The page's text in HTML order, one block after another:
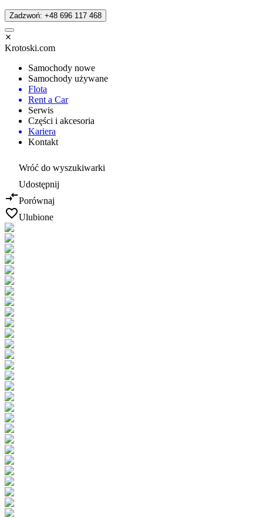
Zadzwoń: +48 696 117 468
Krotoski.com
Samochody nowe
Samochody używane
Flota
Rent a Car
Serwis
Części i akcesoria
Kariera
Kontakt
Wróć do wyszukiwarki
Udostępnij
Porównaj
Ulubione